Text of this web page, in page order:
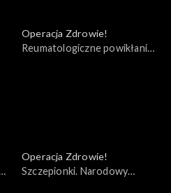
Operacja Zdrowie!
Reumatologiczne powikłania
Operacja Zdrowie!
Szczepionki. Narodowy